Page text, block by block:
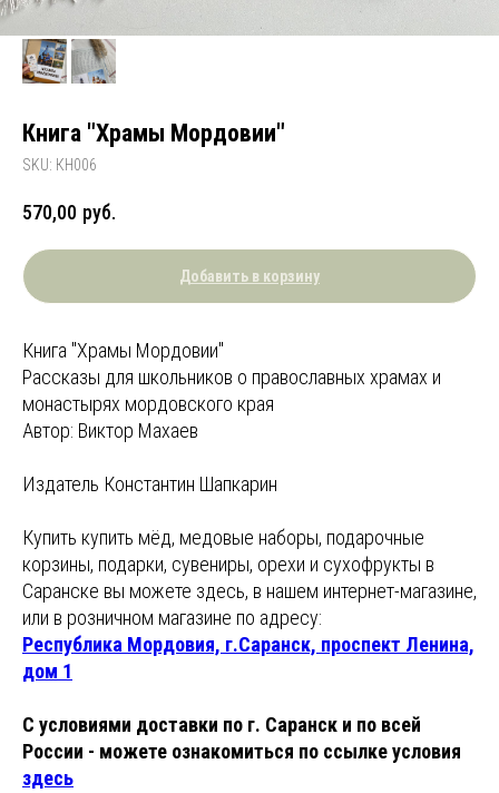
Книга "Храмы Мордовии"
SKU: КН006
570,00 руб.
Добавить в корзину
Книга "Храмы Мордовии"
Рассказы для школьников о православных храмах и
монастырях мордовского края
Автор: Виктор Махаев
Издатель Константин Шапкарин
Купить купить мёд, медовые наборы, подарочные
корзины, подарки, сувениры, орехи и сухофрукты в
Саранске вы можете здесь, в нашем интернет-магазине,
или в розничном магазине по адресу:
Республика Мордовия, г.Саранск, проспект Ленина,
дом 1
С условиями доставки по г. Саранск и по всей
России - можете ознакомиться по ссылке условия
здесь